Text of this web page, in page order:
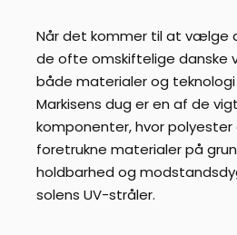
Når det kommer til at vælge
de ofte omskiftelige danske
både materialer og
Markisens dug er en af de
komponenter, hvor
foretrukne materialer på
holdbarhed og
solens UV-stråler.